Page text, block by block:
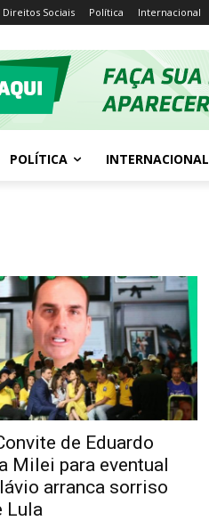
Direitos Sociais Política Internacional
POLÍTICA INTERNACIONAL
de Eduardo
Milei para eventual
arranca sorriso
Lula